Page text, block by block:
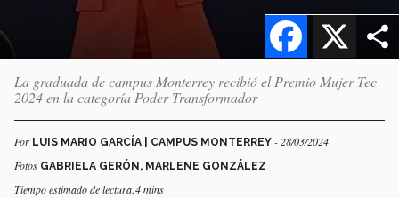
X
Facebook
La graduada de campus Monterrey recibió el Premio Mujer Tec
2024 en la categoría Poder Transformador
Por LUIS MARIO GARCÍA | CAMPUS MONTERREY - 28/03/2024
Fotos GABRIELA GERÓN, MARLENE GONZÁLEZ
Tiempo estimado de lectura:4 mins